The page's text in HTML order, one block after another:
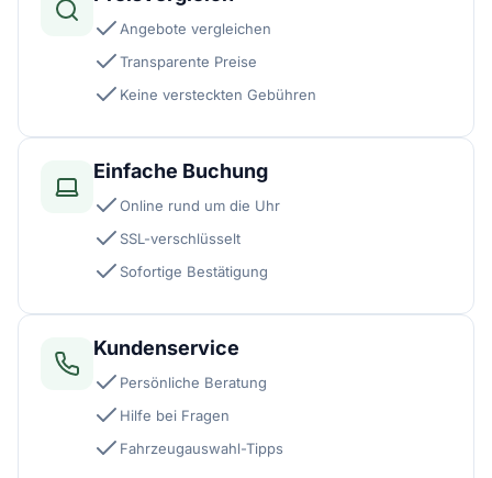
Angebote vergleichen
Transparente Preise
Keine versteckten Gebühren
Einfache Buchung
Online rund um die Uhr
SSL-verschlüsselt
Sofortige Bestätigung
Kundenservice
Persönliche Beratung
Hilfe bei Fragen
Fahrzeugauswahl-Tipps